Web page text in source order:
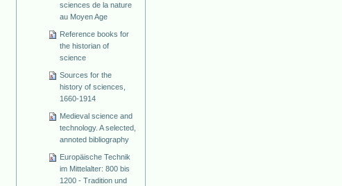
sciences de la nature
au Moyen Age
Reference books for
the historian of
science
Sources for the
history of sciences,
1660-1914
Medieval science and
technology. A selected,
annoted bibliography
Europäische Technik
im Mittelalter: 800 bis
1200 - Tradition und